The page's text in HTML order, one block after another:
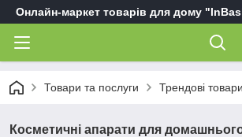
Онлайн-маркет товарів для дому
Товари та послуги Трендові товари
Косметичні апарати для